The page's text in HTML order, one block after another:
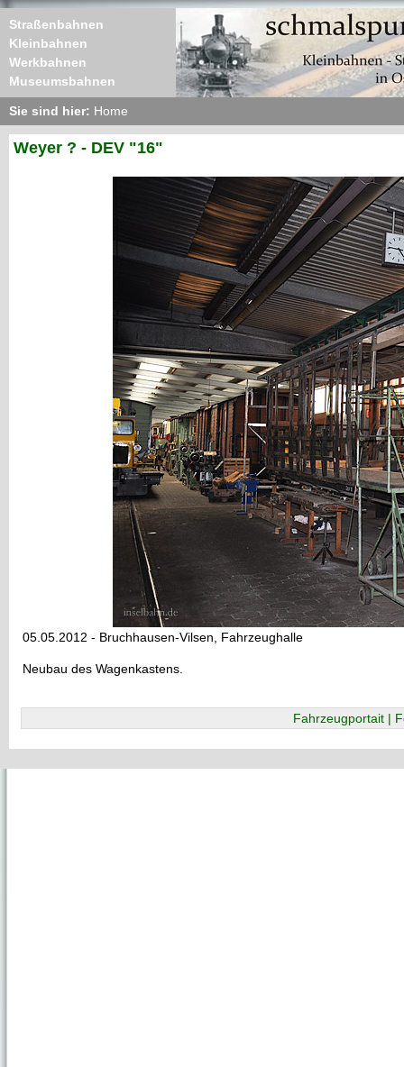
Straßenbahnen
Kleinbahnen
Werkbahnen
Museumsbahnen
Sie sind hier: Home
Weyer ? - DEV "16"
05.05.2012 - Bruchhausen-Vilsen, Fahrzeughalle
Neubau des Wagenkastens.
Fahrzeugportait |